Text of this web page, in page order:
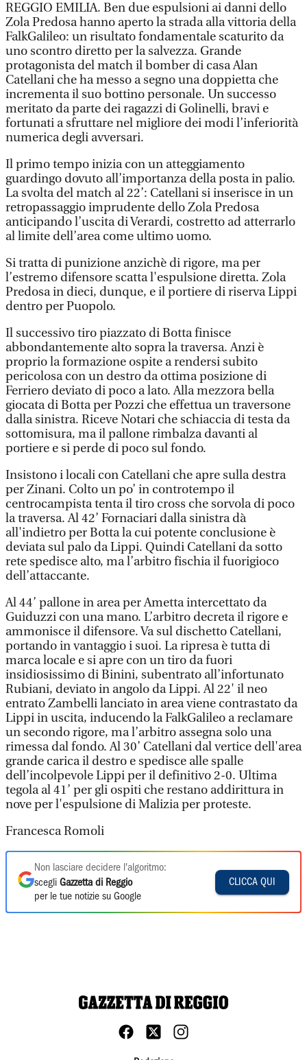
REGGIO EMILIA. Ben due espulsioni ai danni dello
Zola Predosa hanno aperto la strada alla vittoria della
FalkGalileo: un risultato fondamentale scaturito da
uno scontro diretto per la salvezza. Grande
protagonista del match il bomber di casa Alan
Catellani che ha messo a segno una doppietta che
incrementa il suo bottino personale. Un successo
meritato da parte dei ragazzi di Golinelli, bravi e
fortunati a sfruttare nel migliore dei modi l’inferiorità
numerica degli avversari.
Il primo tempo inizia con un atteggiamento
guardingo dovuto all’importanza della posta in palio.
La svolta del match al 22’: Catellani si inserisce in un
retropassaggio imprudente dello Zola Predosa
anticipando l’uscita di Verardi, costretto ad atterrarlo
al limite dell’area come ultimo uomo.
Si tratta di punizione anzichè di rigore, ma per
l’estremo difensore scatta l'espulsione diretta. Zola
Predosa in dieci, dunque, e il portiere di riserva Lippi
dentro per Puopolo.
Il successivo tiro piazzato di Botta finisce
abbondantemente alto sopra la traversa. Anzi è
proprio la formazione ospite a rendersi subito
pericolosa con un destro da ottima posizione di
Ferriero deviato di poco a lato. Alla mezzora bella
giocata di Botta per Pozzi che effettua un traversone
dalla sinistra. Riceve Notari che schiaccia di testa da
sottomisura, ma il pallone rimbalza davanti al
portiere e si perde di poco sul fondo.
Insistono i locali con Catellani che apre sulla destra
per Zinani. Colto un po’ in controtempo il
centrocampista tenta il tiro cross che sorvola di poco
la traversa. Al 42’ Fornaciari dalla sinistra dà
all'indietro per Botta la cui potente conclusione è
deviata sul palo da Lippi. Quindi Catellani da sotto
rete spedisce alto, ma l’arbitro fischia il fuorigioco
dell’attaccante.
Al 44’ pallone in area per Ametta intercettato da
Guiduzzi con una mano. L’arbitro decreta il rigore e
ammonisce il difensore. Va sul dischetto Catellani,
portando in vantaggio i suoi. La ripresa è tutta di
marca locale e si apre con un tiro da fuori
insidiosissimo di Binini, subentrato all’infortunato
Rubiani, deviato in angolo da Lippi. Al 22' il neo
entrato Zambelli lanciato in area viene contrastato da
Lippi in uscita, inducendo la FalkGalileo a reclamare
un secondo rigore, ma l’arbitro assegna solo una
rimessa dal fondo. Al 30’ Catellani dal vertice dell'area
grande carica il destro e spedisce alle spalle
dell’incolpevole Lippi per il definitivo 2-0. Ultima
tegola al 41’ per gli ospiti che restano addirittura in
nove per l'espulsione di Malizia per proteste.
Francesca Romoli
Non lasciare decidere l'algoritmo:
scegli Gazzetta di Reggio
per le tue notizie su Google
CLICCA QUI